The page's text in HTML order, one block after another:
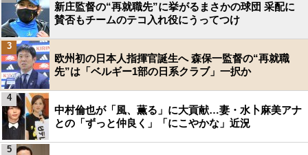
新庄監督の“再就職先”に挙がるまさかの球団 采配に
賛否もチームのテコ入れ役にうってつけ
欧州初の日本人指揮官誕生へ 森保一監督の“再就職
先”は「ベルギー1部の日系クラブ」一択か
3
中村倫也が「風、薫る」に大貢献…妻・水卜麻美アナ
との「ずっと仲良く」「にこやかな」近況
4
5